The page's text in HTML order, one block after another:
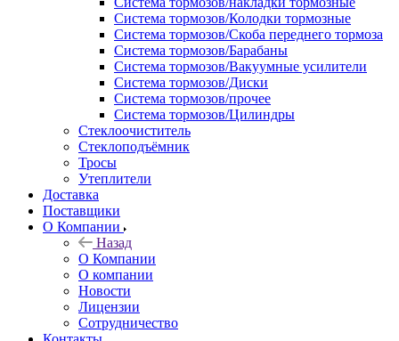
Система тормозов/Колодки тормозные
Система тормозов/Скоба переднего тормоза
Система тормозов/Барабаны
Система тормозов/Вакуумные усилители
Система тормозов/Диски
Система тормозов/прочее
Система тормозов/Цилиндры
Стеклоочиститель
Стеклоподъёмник
Тросы
Утеплители
Доставка
Поставщики
О Компании
Назад
О Компании
О компании
Новости
Лицензии
Сотрудничество